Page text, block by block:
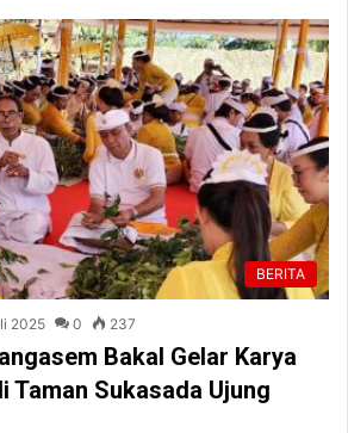
BERITA
2025 0 237
Bakal Gelar Karya
Taman Sukasada Ujung